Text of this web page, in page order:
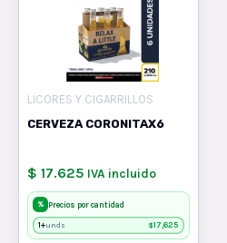
LICORES Y CIGARRILLOS
CERVEZA CORONITAX6
$ 17.625 IVA incluido
% Precios por cantidad
1+unds $17,625